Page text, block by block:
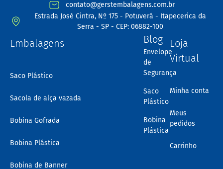
contato@gerstembalagens.com.br
Estrada José Cintra, Nº 175 - Potuverá - Itapecerica da
Serra - SP - CEP: 06882-100
Embalagens
Saco Plástico
Sacola de alça vazada
Bobina Gofrada
Bobina Plástica
Bobina de Banner
Blog
Envelope
de
Segurança
Saco
Plástico
Bobina
Plástica
Loja
Virtual
Minha conta
Meus
pedidos
Carrinho